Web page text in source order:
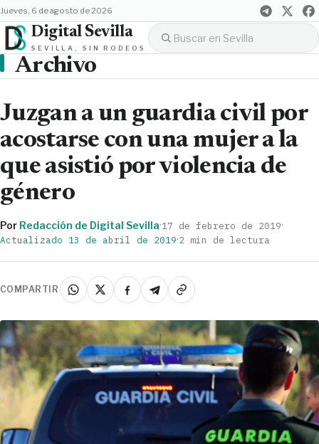
jueves, 6 de agosto de 2026
Digital Sevilla
SEVILLA, SIN RODEOS
Archivo
Juzgan a un guardia civil por
acostarse con una mujer a la
que asistió por violencia de
género
Por Redacción de Digital Sevilla·17 de febrero de 2019·
Actualizado 13 de abril de 2019·2 min de lectura
COMPARTIR